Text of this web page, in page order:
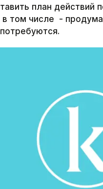
план действий
в том числе -